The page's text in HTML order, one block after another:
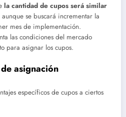
la cantidad de cupos será similar
aunque se buscará incrementar la
mes de implementación.
las condiciones del mercado
para asignar los cupos.
asignación
específicos de cupos a ciertos